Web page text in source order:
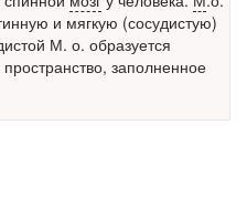
осложнений от...
с детьми в
и мягкую (сосудистую)
М. о. образуется
заполненное